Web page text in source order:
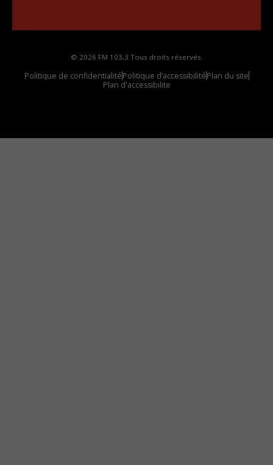
© 2026 FM 103,3 Tous droits réservés.
Politique de confidentialitéPolitique d’accessibilitéPlan du site
Plan d'accessibilite